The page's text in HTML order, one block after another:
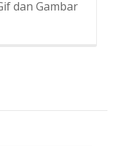
dan GambarBaca